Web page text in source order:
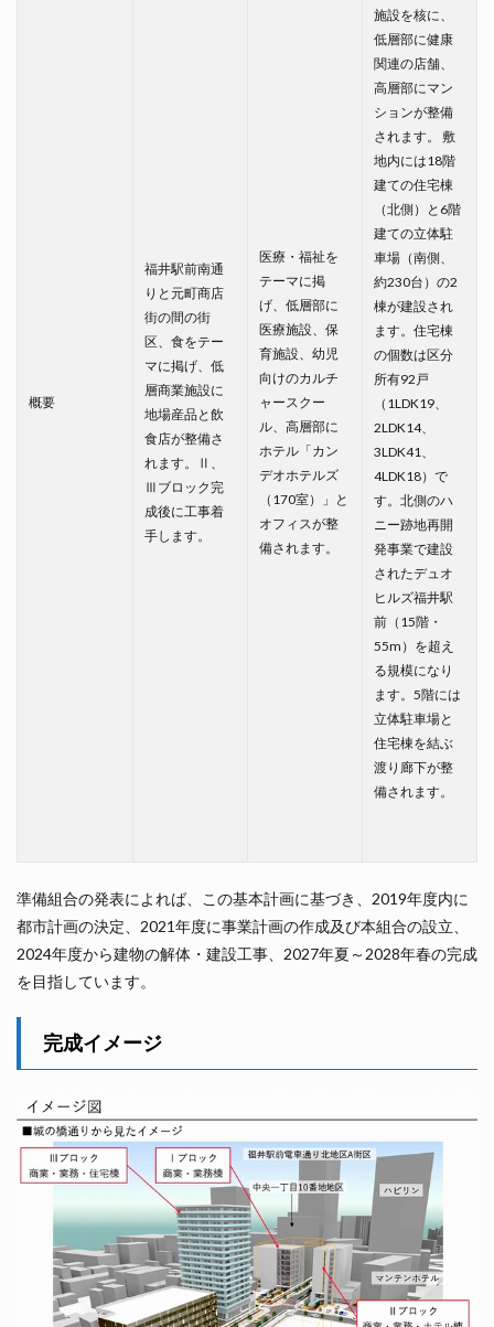
概要
福井駅前南通
りと元町商店
街の間の街
区、食をテー
マに掲げ、低
層商業施設に
地場産品と飲
食店が整備さ
れます。Ⅱ、
Ⅲブロック完
成後に工事着
手します。
医療・福祉を
テーマに掲
げ、低層部に
医療施設、保
育施設、幼児
向けのカルチ
ャースクー
ル、高層部に
ホテル「カン
デオホテルズ
（170室）」と
オフィスが整
備されます。
施設を核に、
低層部に健康
関連の店舗、
高層部にマン
ションが整備
されます。 敷
地内には18階
建ての住宅棟
（北側）と6階
建ての立体駐
車場（南側、
約230台）の2
棟が建設され
ます。住宅棟
の個数は区分
所有92戸
（1LDK19、
2LDK14、
3LDK41、
4LDK18）で
す。北側のハ
ニー跡地再開
発事業で建設
されたデュオ
ヒルズ福井駅
前（15階・
55m）を超え
る規模になり
ます。5階には
立体駐車場と
住宅棟を結ぶ
渡り廊下が整
備されます。
準備組合の発表によれば、この基本計画に基づき、2019年度内に
都市計画の決定、2021年度に事業計画の作成及び本組合の設立、
2024年度から建物の解体・建設工事、2027年夏～2028年春の完成
を目指しています。
完成イメージ